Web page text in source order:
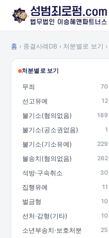
홈 › 종결사례DB › 처분별로 보기 ›
처분별로 보기
무죄 70
선고유예 12
불기소(혐의없음) 189
불기소(공소권없음) 1
불기소(기소유예) 229
불송치(혐의없음) 262
석방·구속취소 30
집행유예 11
벌금형 10
선처·감형(기타) 10
소년부송치·보호처분 25